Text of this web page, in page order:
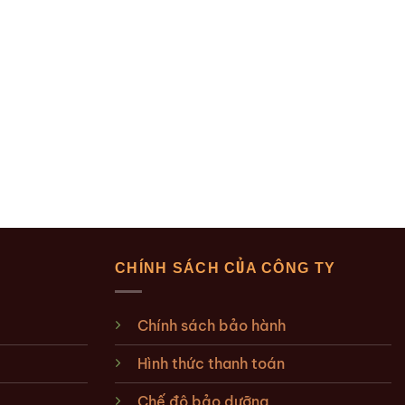
CHÍNH SÁCH CỦA CÔNG TY
Chính sách bảo hành
Hình thức thanh toán
Chế độ bảo dưỡng